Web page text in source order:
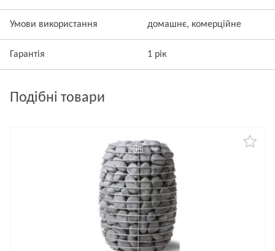
Умови використання домашнє, комерційне
Гарантія 1 рік
Подібні товари